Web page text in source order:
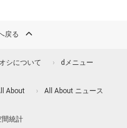
戻る
シについて dメニュー
About All About ニュース
間統計